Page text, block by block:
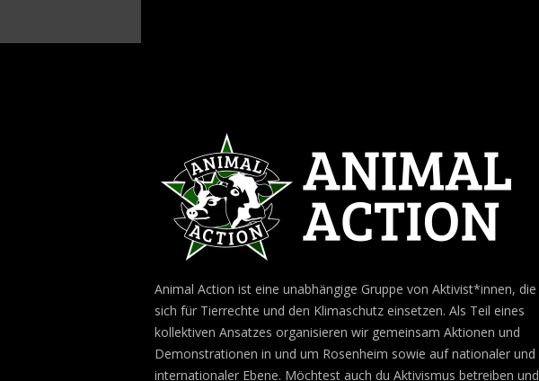
Animal Action ist eine unabhängige Gruppe von Aktivist*innen, die
sich für Tierrechte und den Klimaschutz einsetzen. Als Teil eines
kollektiven Ansatzes organisieren wir gemeinsam Aktionen und
Demonstrationen in und um Rosenheim sowie auf nationaler und
internationaler Ebene. Möchtest auch du Aktivismus betreiben und